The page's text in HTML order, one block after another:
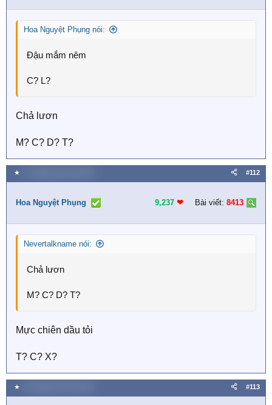
Hoa Nguyệt Phụng nói:
Đậu mắm nêm
C? L?
Chả lươn
M? C? D? T?
★ #112
Hoa Nguyệt Phụng 9,237 ❤︎ Bài viết: 8413
Nevertalkname nói:
Chả lươn
M? C? D? T?
Mực chiên dầu tỏi
T? C? X?
★ #113